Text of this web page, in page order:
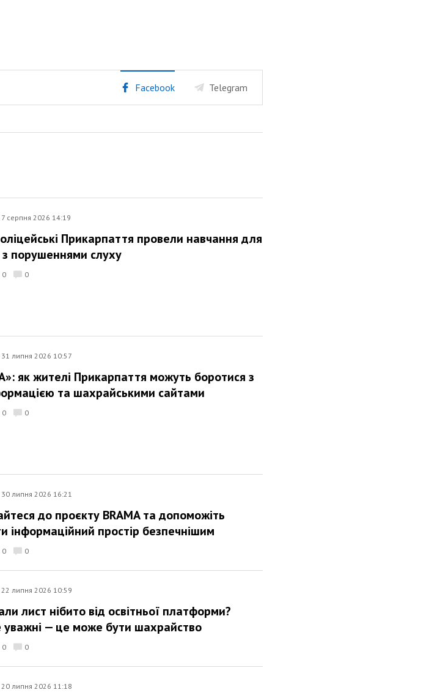
Facebook Telegram
7 серпня 2026 14:19
Прикарпаття провели навчання для
порушеннями слуху
0 0
31 липня 2026 10:57
як жителі Прикарпаття можуть боротися з
та шахрайськими сайтами
0 0
30 липня 2026 16:21
до проєкту BRAMA та допоможіть
інформаційний простір безпечнішим
0 0
22 липня 2026 10:59
лист нібито від освітньої платформи?
уважні — це може бути шахрайство
0 0
20 липня 2026 11:18